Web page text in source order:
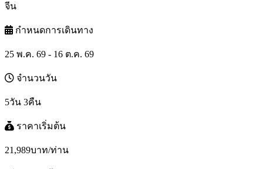
จีน
กำหนดการเดินทาง
25 พ.ค. 69 - 16 ต.ค. 69
จำนวนวัน
5วัน 3คืน
ราคาเริ่มต้น
21,989บาท/ท่าน